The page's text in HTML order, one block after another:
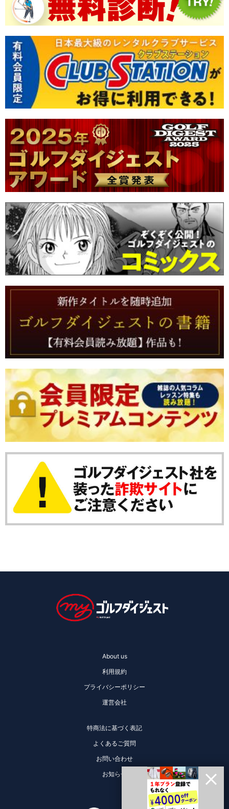
About us
利用規約
プライバシーポリシー
運営会社
特商法に基づく表記
よくあるご質問
お問い合わせ
お知らせ